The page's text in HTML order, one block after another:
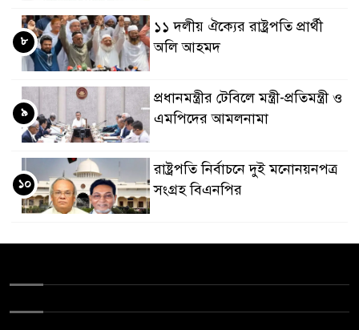
১১ দলীয় ঐক্যের রাষ্ট্রপতি প্রার্থী
অলি আহমদ
৮
প্রধানমন্ত্রীর টেবিলে মন্ত্রী-প্রতিমন্ত্রী ও
এমপিদের আমলনামা
৯
রাষ্ট্রপতি নির্বাচনে দুই মনোনয়নপত্র
সংগ্রহ বিএনপির
১০